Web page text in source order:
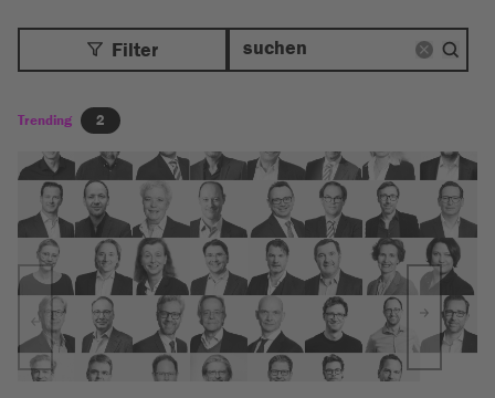
Filter
Trending 2